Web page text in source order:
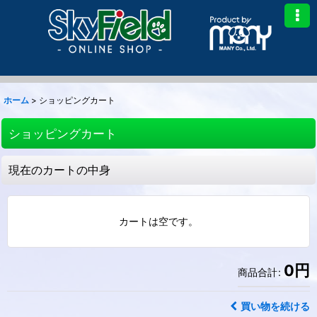
ホーム > ショッピングカート
ショッピングカート
現在のカートの中身
カートは空です。
商品合計: 0円
買い物を続ける